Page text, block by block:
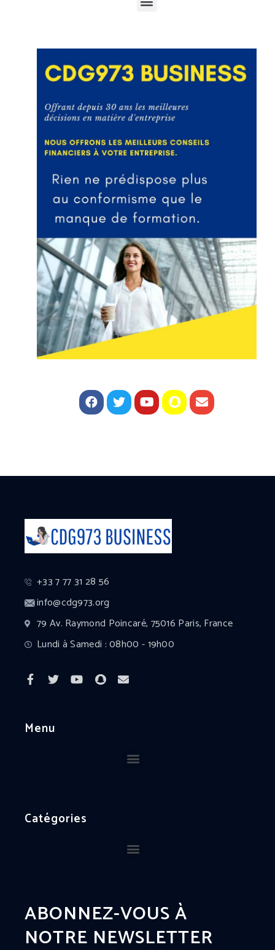
+33 7 77 31 28 56
info@cdg973.org
79 Av. Raymond Poincaré, 75016 Paris, France
Lundi à Samedi : 08h00 - 19h00
Menu
Catégories
ABONNEZ-VOUS À
NOTRE NEWSLETTER